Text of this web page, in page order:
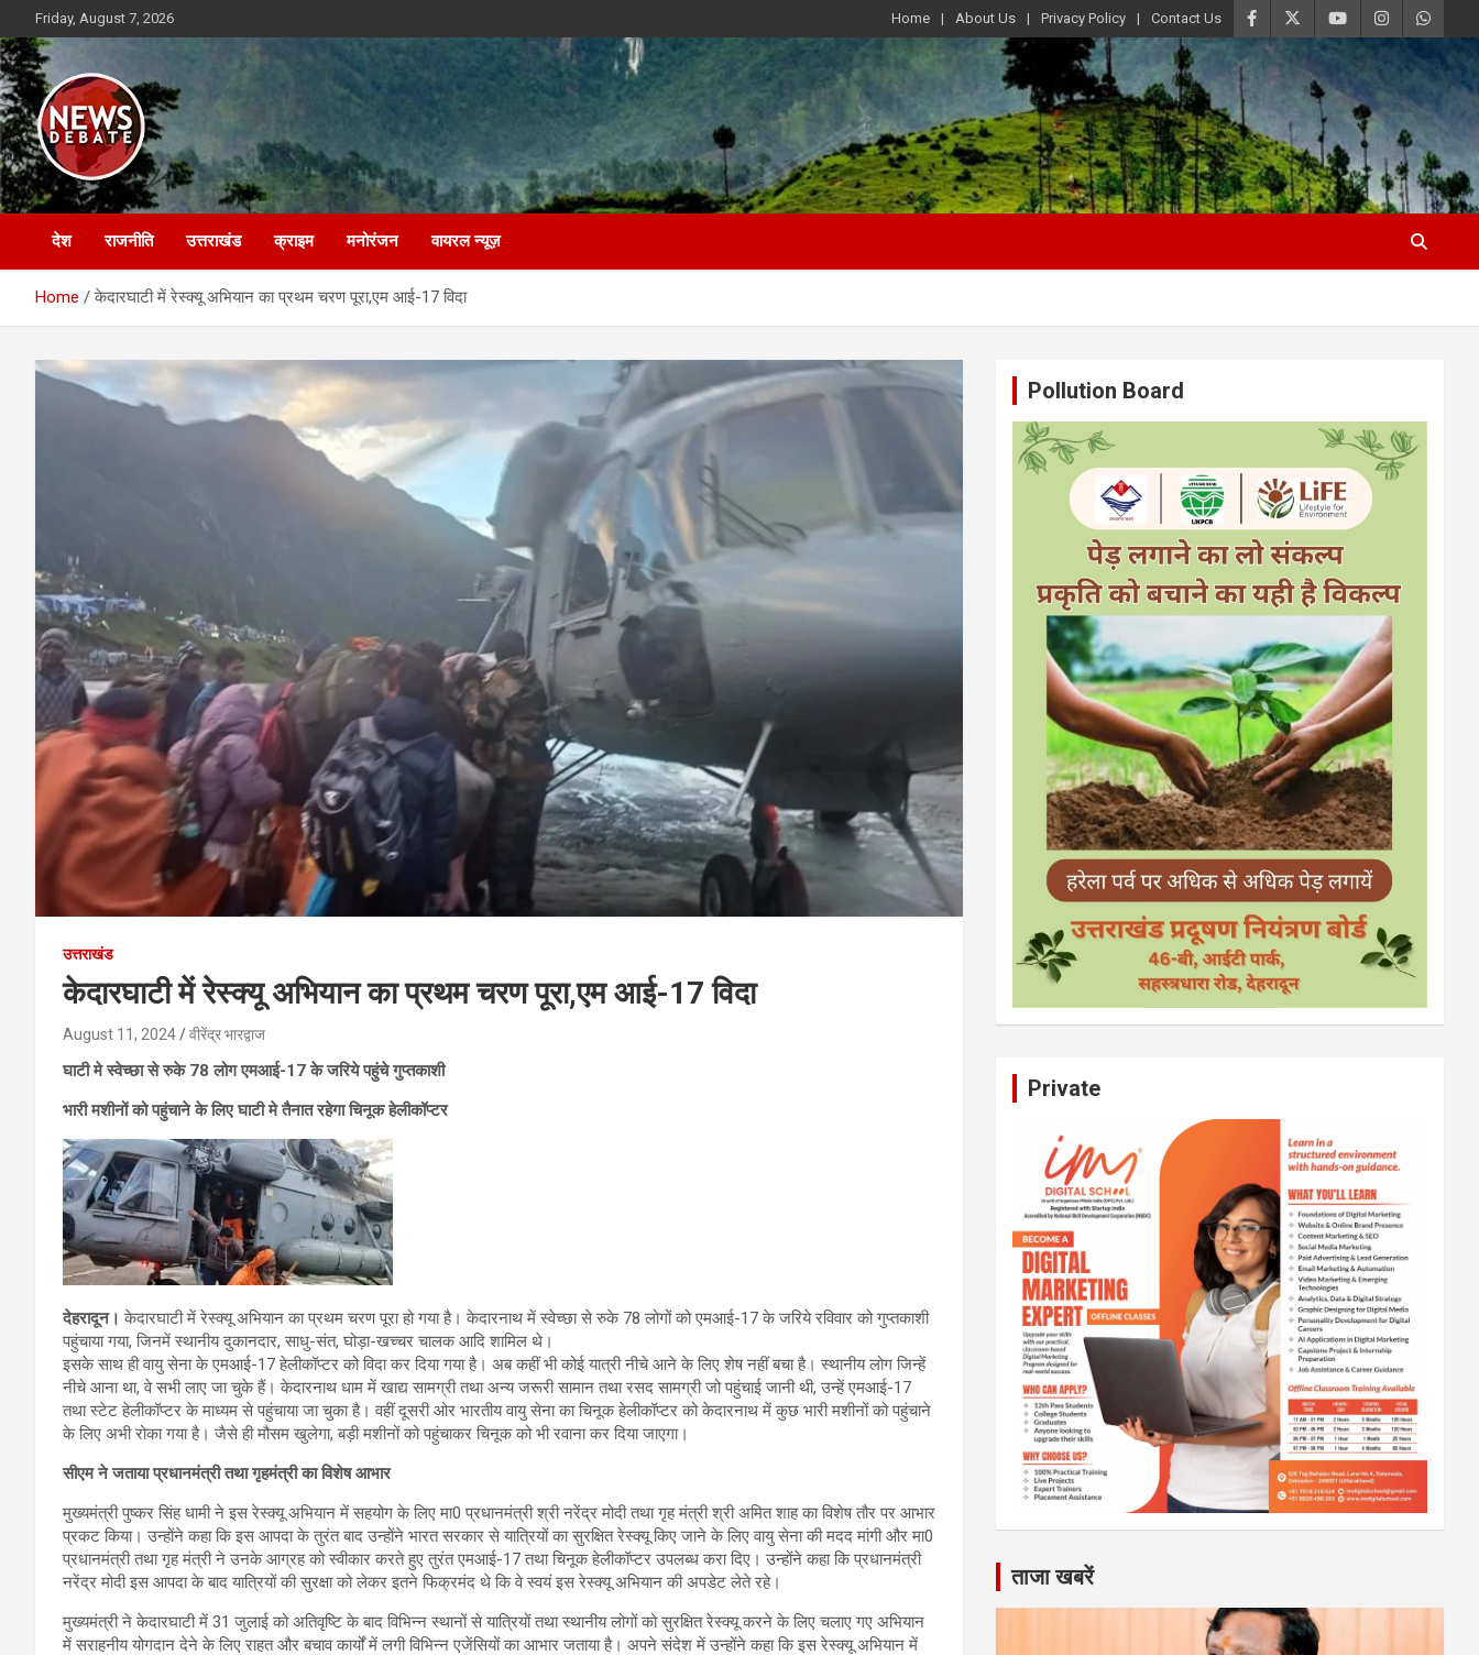
to
content
Friday, August 7, 2026 Home About Us Privacy Policy Contact Us
News Debate
देश राजनीति उत्तराखंड क्राइम मनोरंजन वायरल न्यूज़
Home केदारघाटी में रेस्क्यू अभियान का प्रथम चरण पूरा,एम आई-17 विदा
उत्तराखंड
केदारघाटी में रेस्क्यू अभियान का प्रथम चरण पूरा,एम आई-17 विदा
August 11, 2024 वीरेंद्र भारद्वाज
घाटी मे स्वेच्छा से रुके 78 लोग एमआई-17 के जरिये पहुंचे गुप्तकाशी
भारी मशीनों को पहुंचाने के लिए घाटी मे तैनात रहेगा चिनूक हेलीकॉप्टर
देहरादून। केदारघाटी में रेस्क्यू अभियान का प्रथम चरण पूरा हो गया है। केदारनाथ में स्वेच्छा से रुके 78 लोगों को एमआई-17 के जरिये रविवार को गुप्तकाशी
पहुंचाया गया, जिनमें स्थानीय दुकानदार, साधु-संत, घोड़ा-खच्चर चालक आदि शामिल थे।
इसके साथ ही वायु सेना के एमआई-17 हेलीकॉप्टर को विदा कर दिया गया है। अब कहीं भी कोई यात्री नीचे आने के लिए शेष नहीं बचा है। स्थानीय लोग जिन्हें
नीचे आना था, वे सभी लाए जा चुके हैं। केदारनाथ धाम में खाद्य सामग्री तथा अन्य जरूरी सामान तथा रसद सामग्री जो पहुंचाई जानी थी, उन्हें एमआई-17
तथा स्टेट हेलीकॉप्टर के माध्यम से पहुंचाया जा चुका है। वहीं दूसरी ओर भारतीय वायु सेना का चिनूक हेलीकॉप्टर को केदारनाथ में कुछ भारी मशीनों को पहुंचाने
के लिए अभी रोका गया है। जैसे ही मौसम खुलेगा, बड़ी मशीनों को पहुंचाकर चिनूक को भी रवाना कर दिया जाएगा।
सीएम ने जताया प्रधानमंत्री तथा गृहमंत्री का विशेष आभार
मुख्यमंत्री पुष्कर सिंह धामी ने इस रेस्क्यू अभियान में सहयोग के लिए मा0 प्रधानमंत्री श्री नरेंद्र मोदी तथा गृह मंत्री श्री अमित शाह का विशेष तौर पर आभार
प्रकट किया। उन्होंने कहा कि इस आपदा के तुरंत बाद उन्होंने भारत सरकार से यात्रियों का सुरक्षित रेस्क्यू किए जाने के लिए वायु सेना की मदद मांगी और मा0
प्रधानमंत्री तथा गृह मंत्री ने उनके आग्रह को स्वीकार करते हुए तुरंत एमआई-17 तथा चिनूक हेलीकॉप्टर उपलब्ध करा दिए। उन्होंने कहा कि प्रधानमंत्री
नरेंद्र मोदी इस आपदा के बाद यात्रियों की सुरक्षा को लेकर इतने फिक्रमंद थे कि वे स्वयं इस रेस्क्यू अभियान की अपडेट लेते रहे।
मुख्यमंत्री ने केदारघाटी में 31 जुलाई को अतिवृष्टि के बाद विभिन्न स्थानों से यात्रियों तथा स्थानीय लोगों को सुरक्षित रेस्क्यू करने के लिए चलाए गए अभियान
में सराहनीय योगदान देने के लिए राहत और बचाव कार्यों में लगी विभिन्न एजेंसियों का आभार जताया है। अपने संदेश में उन्होंने कहा कि इस रेस्क्यू अभियान में
Pollution Board
Private
ताजा खबरें